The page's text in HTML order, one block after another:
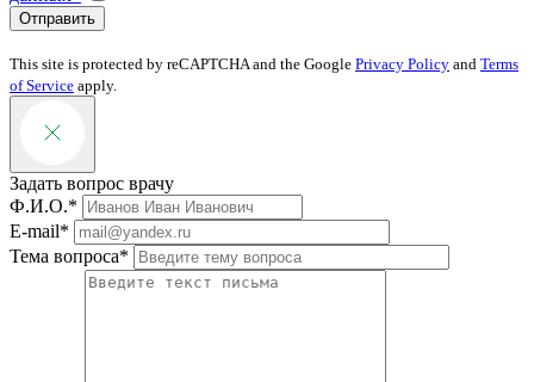
Отправить
This site is protected by reCAPTCHA and the Google Privacy Policy and Terms
of Service apply.
Задать вопрос врачу
Ф.И.О.*
E-mail*
Тема вопроса*